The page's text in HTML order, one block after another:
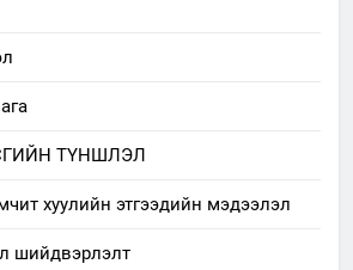
ТҮНШЛЭЛ
хуулийн этгээдийн мэдээлэл
шийдвэрлэлт